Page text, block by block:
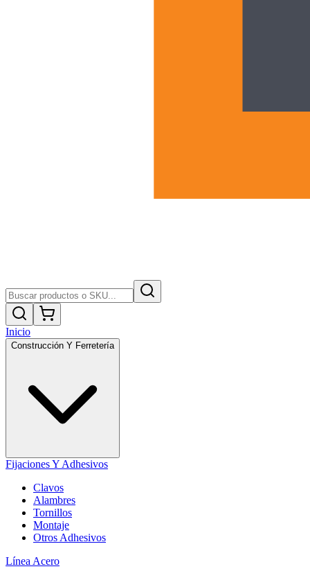
Inicio
Construcción Y Ferretería
Fijaciones Y Adhesivos
Clavos
Alambres
Tornillos
Montaje
Otros Adhesivos
Línea Acero